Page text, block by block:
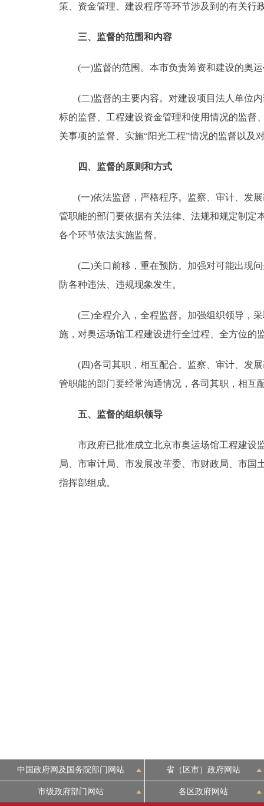
ENGLISH
ITALIANO
策、资金管理、建设程序等环节涉及到的有关行
三、监督的范围和内容
(一)监督的范围。本市负责筹资和建设的奥运
(二)监督的主要内容。对建设项目法人单位内
标的监督、工程建设资金管理和使用情况的监督
关事项的监督、实施“阳光工程”情况的监督以及
四、监督的原则和方式
(一)依法监督，严格程序。监察、审计、发
管职能的部门要依据有关法律、法规和规定制定
各个环节依法实施监督。
(二)关口前移，重在预防。加强对可能出现问
防各种违法、违规现象发生。
(三)全程介入，全程监督。加强组织领导，采
施，对奥运场馆工程建设进行全过程、全方位的
(四)各司其职，相互配合。监察、审计、发展
管职能的部门要经常沟通情况，各司其职，相互
五、监督的组织领导
市政府已批准成立北京市奥运场馆工程建设监
局、市审计局、市发展改革委、市财政局、市
指挥部组成。
中国政府网及国务院部门网站 省（区市）政府网站
市级政府部门网站 各区政府网站